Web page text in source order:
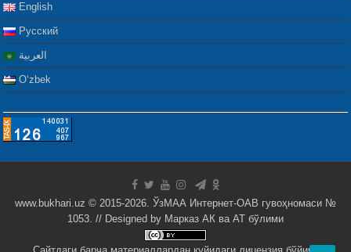
English
Русский
العربية
Oʻzbek
www.bukhari.uz © 2015-2026. ЎзМАА Интернет-ОАВ гувоҳномаси №
1053. // Designed by Марказ АК ва АТ бўлими